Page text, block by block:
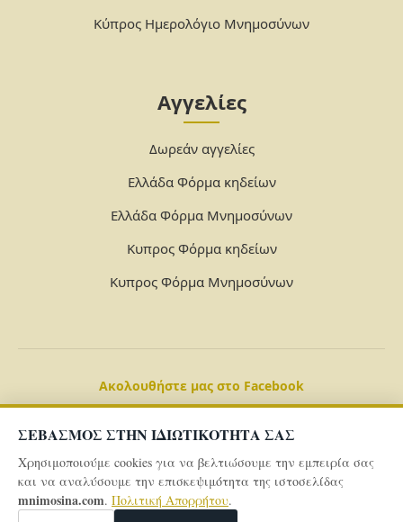
ΣΕΒΑΣΜΟΣ ΣΤΗΝ ΙΔΙΩΤΙΚΟΤΗΤΑ ΣΑΣ
Χρησιμοποιούμε cookies για να βελτιώσουμε την εμπειρία σας
και να αναλύσουμε την επισκεψιμότητα της ιστοσελίδας
mnimosina.com. Πολιτική Απορρήτου.
Κύπρος Ημερολόγιο Μνημοσύνων
Αγγελίες
Δωρεάν αγγελίες
Ελλάδα Φόρμα κηδείων
Ελλάδα Φόρμα Μνημοσύνων
Κυπρος Φόρμα κηδείων
Κυπρος Φόρμα Μνημοσύνων
Ακολουθήστε μας στο Facebook